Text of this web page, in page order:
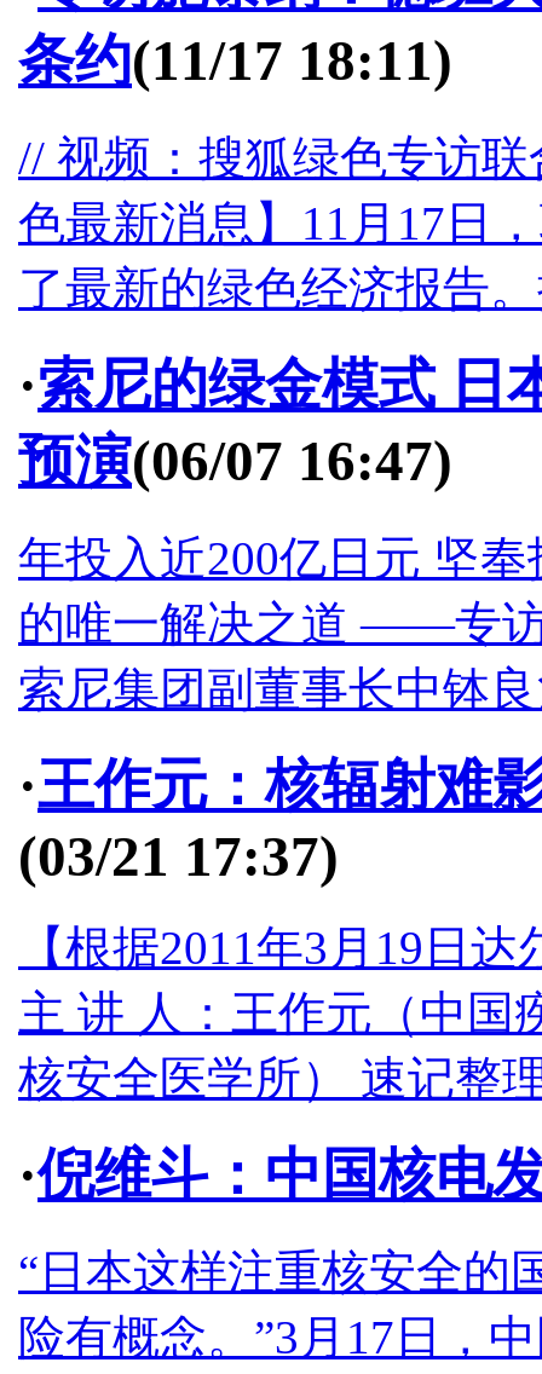
条约(11/17 18:11)
// 视频：搜狐绿色专访
色最新消息】11月17日
了最新的绿色经济报告
·索尼的绿金模式 日
预演(06/07 16:47)
年投入近200亿日元 坚
的唯一解决之道 ——专
索尼集团副董事长中钵
·王作元：核辐射难
(03/21 17:37)
【根据2011年3月19日
主 讲 人：王作元（中国
核安全医学所） 速记整
·倪维斗：中国核电
“日本这样注重核安全的
险有概念。”3月17日，